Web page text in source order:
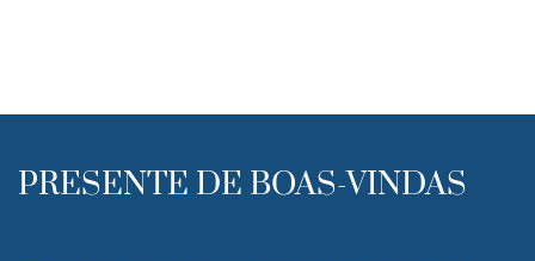
PRESENTE DE BOAS-VINDAS